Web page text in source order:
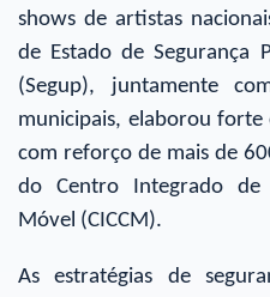
shows de artistas
de Estado de Segurança
(Segup), juntamente
municipais, elaborou forte
com reforço de mais de
do Centro Integrado de
Móvel (CICCM).
As estratégias de